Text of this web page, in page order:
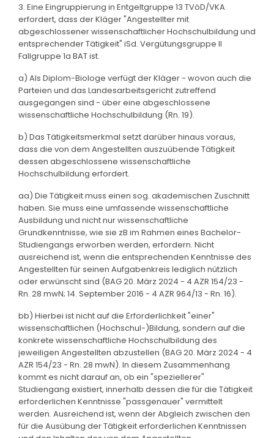
3. Eine Eingruppierung in Entgeltgruppe 13 TVöD/VKA
erfordert, dass der Kläger "Angestellter mit
abgeschlossener wissenschaftlicher Hochschulbildung und
entsprechender Tätigkeit" iSd. Vergütungsgruppe II
Fallgruppe 1a BAT ist.
a) Als Diplom-Biologe verfügt der Kläger - wovon auch die
Parteien und das Landesarbeitsgericht zutreffend
ausgegangen sind - über eine abgeschlossene
wissenschaftliche Hochschulbildung (Rn. 19).
b) Das Tätigkeitsmerkmal setzt darüber hinaus voraus,
dass die von dem Angestellten auszuübende Tätigkeit
dessen abgeschlossene wissenschaftliche
Hochschulbildung erfordert.
aa) Die Tätigkeit muss einen sog. akademischen Zuschnitt
haben. Sie muss eine umfassende wissenschaftliche
Ausbildung und nicht nur wissenschaftliche
Grundkenntnisse, wie sie zB im Rahmen eines Bachelor-
Studiengangs erworben werden, erfordern. Nicht
ausreichend ist, wenn die entsprechenden Kenntnisse des
Angestellten für seinen Aufgabenkreis lediglich nützlich
oder erwünscht sind (BAG 20. März 2024 - 4 AZR 154/23 -
Rn. 28 mwN; 14. September 2016 - 4 AZR 964/13 - Rn. 16).
bb) Hierbei ist nicht auf die Erforderlichkeit "einer"
wissenschaftlichen (Hochschul-)Bildung, sondern auf die
konkrete wissenschaftliche Hochschulbildung des
jeweiligen Angestellten abzustellen (BAG 20. März 2024 - 4
AZR 154/23 - Rn. 28 mwN). In diesem Zusammenhang
kommt es nicht darauf an, ob ein "speziellerer"
Studiengang existiert, innerhalb dessen die für die Tätigkeit
erforderlichen Kenntnisse "passgenauer" vermittelt
werden. Ausreichend ist, wenn der Abgleich zwischen den
für die Ausübung der Tätigkeit erforderlichen Kenntnissen